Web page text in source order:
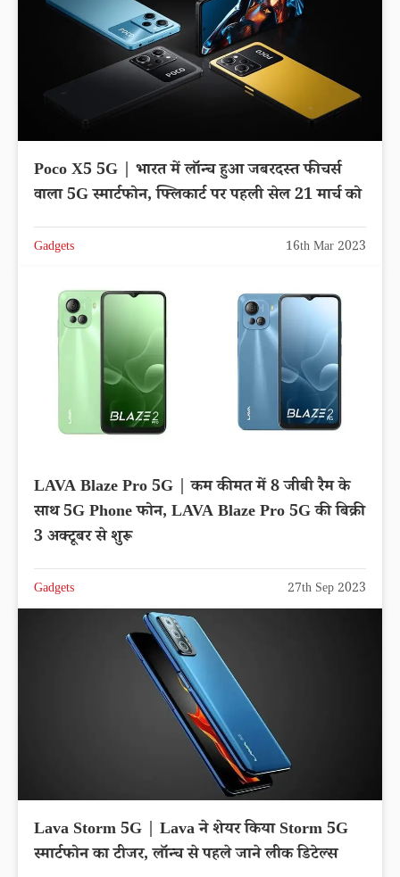
Poco X5 5G | भारत में लॉन्च हुआ जबरदस्त फीचर्स
वाला 5G स्मार्टफोन, फ्लिकार्ट पर पहली सेल 21 मार्च को
Gadgets 16th Mar 2023
LAVA Blaze Pro 5G | कम कीमत में 8 जीबी रैम के
साथ 5G Phone फोन, LAVA Blaze Pro 5G की बिक्री
3 अक्टूबर से शुरू
Gadgets 27th Sep 2023
Lava Storm 5G | Lava ने शेयर किया Storm 5G
स्मार्टफोन का टीजर, लॉन्च से पहले जाने लीक डिटेल्स